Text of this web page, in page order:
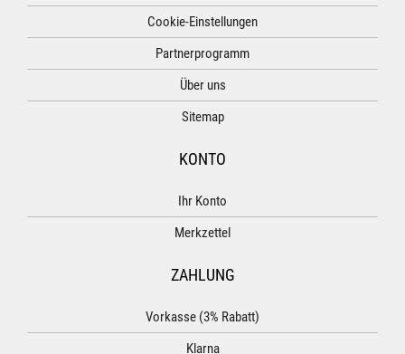
Cookie-Einstellungen
Partnerprogramm
Über uns
Sitemap
KONTO
Ihr Konto
Merkzettel
ZAHLUNG
Vorkasse (3% Rabatt)
Klarna